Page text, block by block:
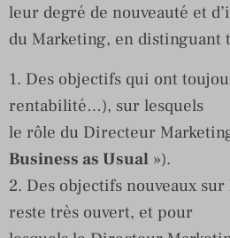
leur degré de nouveauté et
du Marketing, en distinguant
1. Des objectifs qui ont
rentabilité…), sur lesquels
le rôle du Directeur
Business as Usual »).
2. Des objectifs nouveaux
reste très ouvert, et pour